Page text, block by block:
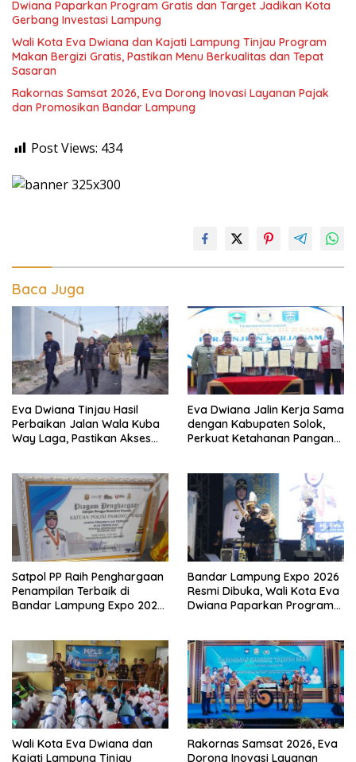
Dwiana Paparkan Program Gratis dan Target Jadikan Kota
Gerbang Investasi Lampung
Wali Kota Eva Dwiana dan Kajati Lampung Tinjau Program
Makan Bergizi Gratis, Pastikan Menu Berkualitas dan Tepat
Sasaran
Rakornas Samsat 2026, Eva Dorong Inovasi Layanan Pajak
dan Promosikan Bandar Lampung
Post Views: 434
Baca Juga
Eva Dwiana Tinjau Hasil
Perbaikan Jalan Wala Kuba
Way Laga, Pastikan Akses
Eva Dwiana Jalin Kerja Sama
dengan Kabupaten Solok,
Perkuat Ketahanan Pangan
Satpol PP Raih Penghargaan
Penampilan Terbaik di
Bandar Lampung Expo 2026,
Masyarakat
Bandar Lampung Expo 2026
Resmi Dibuka, Wali Kota Eva
Dwiana Paparkan Program
Lampung
Wali Kota Eva Dwiana dan
Kajati Lampung Tinjau
Rakornas Samsat 2026, Eva
Dorong Inovasi Layanan